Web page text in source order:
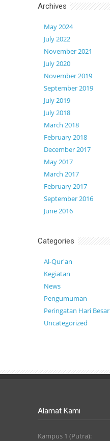
Archives
May 2024
July 2022
November 2021
July 2020
November 2019
September 2019
July 2019
July 2018
March 2018
February 2018
December 2017
May 2017
March 2017
February 2017
September 2016
June 2016
Categories
Al-Qur'an
Kegiatan
News
Pengumuman
Peringatan Hari Besar
Uncategorized
Alamat Kami
Kampus 1 (Putra):